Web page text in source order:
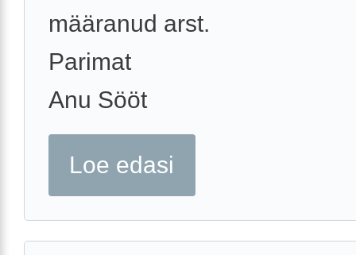
määranud arst.
Parimat
Anu Sööt
Loe edasi